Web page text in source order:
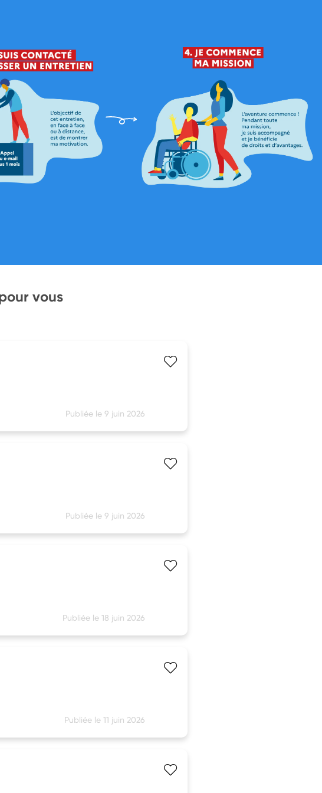
vous
Publiée le 9 juin 2026
Publiée le 9 juin 2026
Publiée le 18 juin 2026
Publiée le 11 juin 2026